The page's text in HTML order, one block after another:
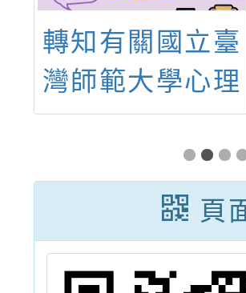
轉知有關國立臺
灣師範大學心理
與教育測驗研究
發展中心辦理
115年素養導向
課室評量實踐推
廣方案
頁